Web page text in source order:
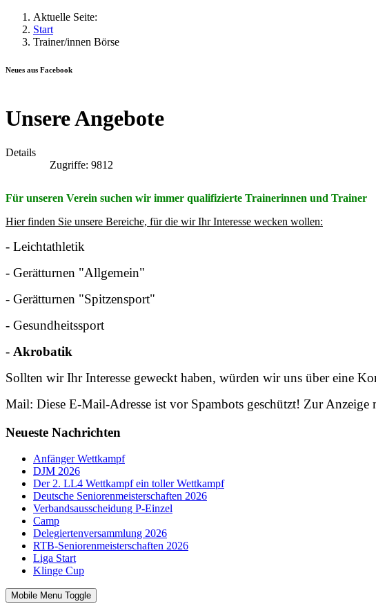
Aktuelle Seite:
Start
Trainer/innen Börse
Neues aus Facebook
Unsere Angebote
Details
Zugriffe: 9812
Für unseren Verein suchen wir immer qualifizierte Trainerinnen und Trainer
Hier finden Sie unsere Bereiche, für die wir Ihr Interesse wecken wollen:
- Leichtathletik
- Gerätturnen "Allgemein"
- Gerätturnen "Spitzensport"
- Gesundheitssport
- Akrobatik
Sollten wir Ihr Interesse geweckt haben, würden wir uns über eine
Mail: Diese E-Mail-Adresse ist vor Spambots geschützt! Zur Anzeige
Neueste Nachrichten
Anfänger Wettkampf
DJM 2026
Der 2. LL4 Wettkampf ein toller Wettkampf
Deutsche Seniorenmeisterschaften 2026
Verbandsausscheidung P-Einzel
Camp
Delegiertenversammlung 2026
RTB-Seniorenmeisterschaften 2026
Liga Start
Klinge Cup
Mobile Menu Toggle